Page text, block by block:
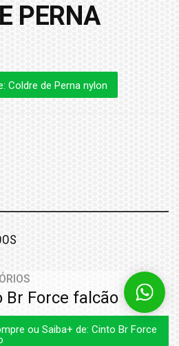
PERNA
Coldre de Perna nylon
Br Force falcão
ou Saiba+ de: Cinto Br Force